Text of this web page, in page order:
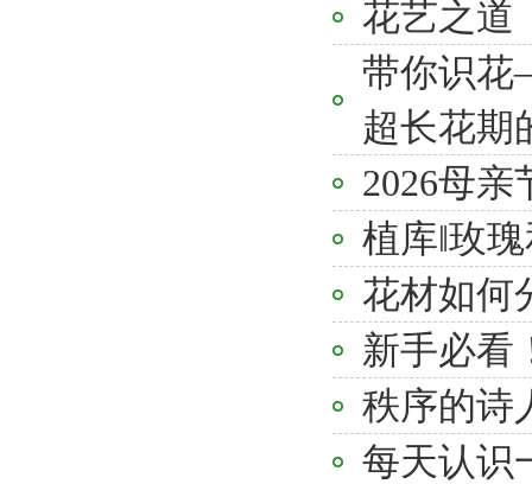
花艺之道
带你识花
超长花期
2026母亲
植库‖玫
花材如何
新手必看
秩序的诗
每天认识